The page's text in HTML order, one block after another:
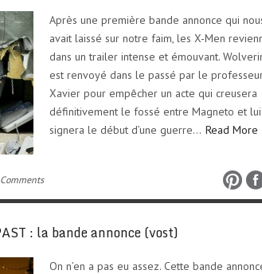
Après une première bande annonce qui
avait laissé sur notre faim, les X-Men
dans un trailer intense et émouvant.
est renvoyé dans le passé par le
Xavier pour empêcher un acte qui creusera
définitivement le fossé entre Magneto et
signera le début d’une guerre… Read
: la bande annonce (vost)
On n’en a pas eu assez. Cette bande